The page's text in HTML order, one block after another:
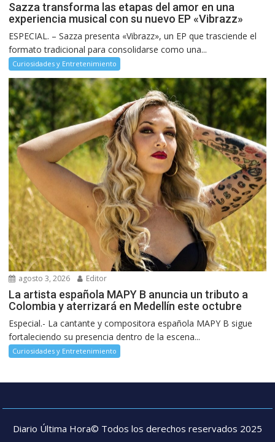
Sazza transforma las etapas del amor en una
experiencia musical con su nuevo EP «Vibrazz»
ESPECIAL. – Sazza presenta «Vibrazz», un EP que trasciende el
formato tradicional para consolidarse como una...
Curiosidades y Entretenimiento
agosto 3, 2026 Editor
La artista española MAPY B anuncia un tributo a
Colombia y aterrizará en Medellín este octubre
Especial.- La cantante y compositora española MAPY B sigue
fortaleciendo su presencia dentro de la escena...
Curiosidades y Entretenimiento
Diario Última Hora© Todos los derechos reservados 2025